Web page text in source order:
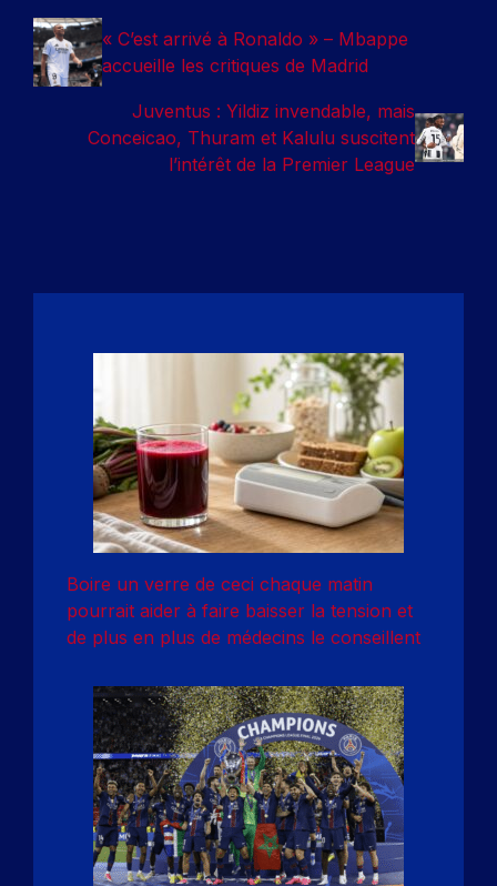
« C’est arrivé à Ronaldo » – Mbappe
accueille les critiques de Madrid
Juventus : Yildiz invendable, mais
Conceicao, Thuram et Kalulu suscitent
l’intérêt de la Premier League
Boire un verre de ceci chaque matin
pourrait aider à faire baisser la tension et
de plus en plus de médecins le conseillent